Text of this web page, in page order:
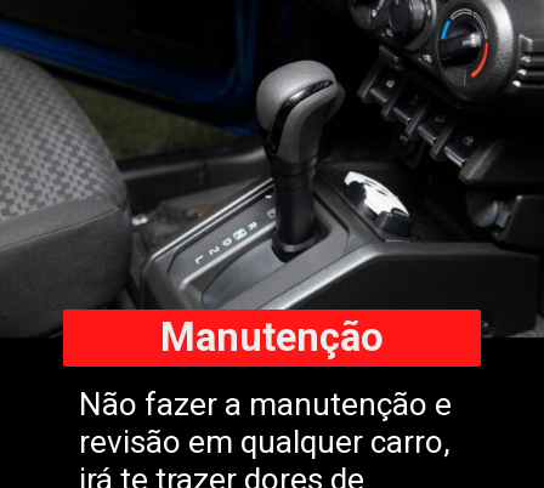
Não fazer a manutenção e
revisão em qualquer carro,
irá te trazer dores de
Manutenção